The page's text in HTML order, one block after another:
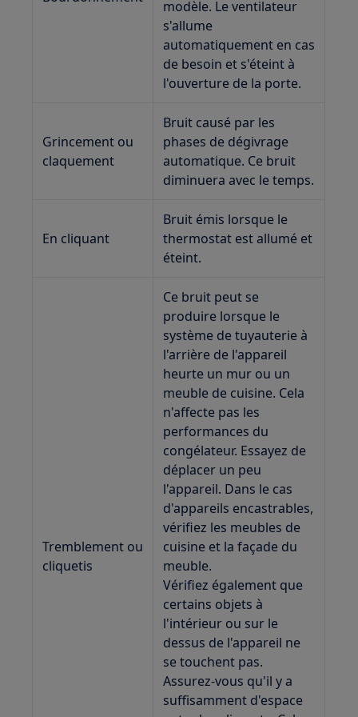
modèle. Le ventilateur
s'allume
automatiquement en cas
de besoin et s'éteint à
l'ouverture de la porte.
Grincement ou
claquement
Bruit causé par les
phases de dégivrage
automatique. Ce bruit
diminuera avec le temps.
En cliquant
Bruit émis lorsque le
thermostat est allumé et
éteint.
Tremblement ou
cliquetis
Ce bruit peut se
produire lorsque le
système de tuyauterie à
l'arrière de l'appareil
heurte un mur ou un
meuble de cuisine. Cela
n'affecte pas les
performances du
congélateur. Essayez de
déplacer un peu
l'appareil. Dans le cas
d'appareils encastrables,
vérifiez les meubles de
cuisine et la façade du
meuble.
Vérifiez également que
certains objets à
l'intérieur ou sur le
dessus de l'appareil ne
se touchent pas.
Assurez-vous qu'il y a
suffisamment d'espace